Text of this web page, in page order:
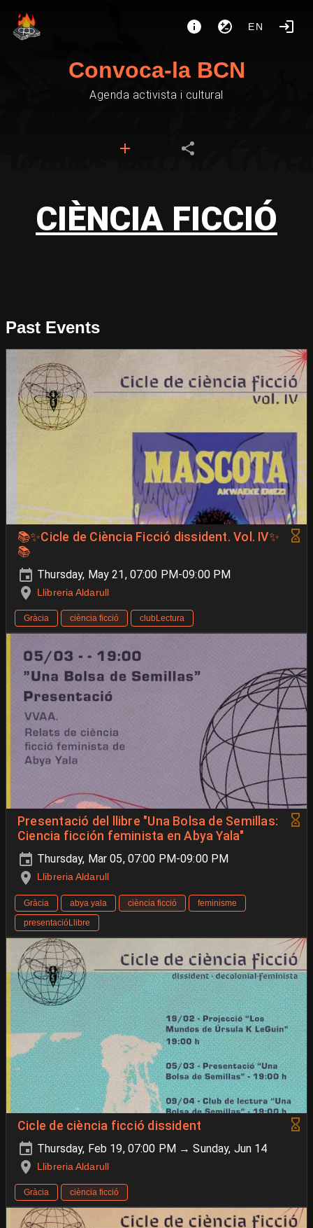
EN
Convoca-la BCN
Agenda activista i cultural
CIÈNCIA FICCIÓ
Past Events
📚✨Cicle de Ciència Ficció dissident. Vol. IV✨
📚
Thursday, May 21, 07:00 PM-09:00 PM
Llibreria Aldarull
Gràcia ciència ficció clubLectura
Presentació del llibre "Una Bolsa de Semillas:
Ciencia ficción feminista en Abya Yala"
Thursday, Mar 05, 07:00 PM-09:00 PM
Llibreria Aldarull
Gràcia abya yala ciència ficció
feminisme
presentacióLlibre
Cicle de ciència ficció dissident
Thursday, Feb 19, 07:00 PM → Sunday, Jun 14
Llibreria Aldarull
Gràcia ciència ficció